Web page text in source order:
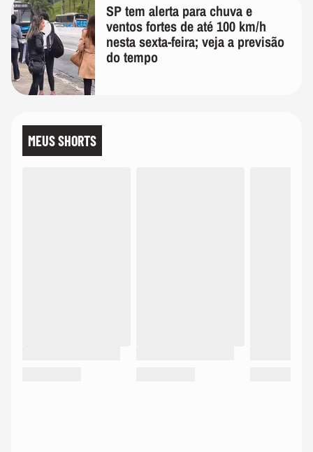
SP tem alerta para chuva e
ventos fortes de até 100 km/h
nesta sexta-feira; veja a previsão
do tempo
MEUS SHORTS